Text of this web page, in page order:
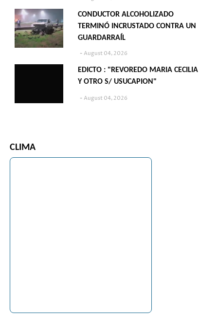
CONDUCTOR ALCOHOLIZADO
TERMINÓ INCRUSTADO CONTRA UN
GUARDARRAÍL
August 04, 2026
EDICTO : "REVOREDO MARIA CECILIA
Y OTRO S/ USUCAPION"
August 04, 2026
CLIMA